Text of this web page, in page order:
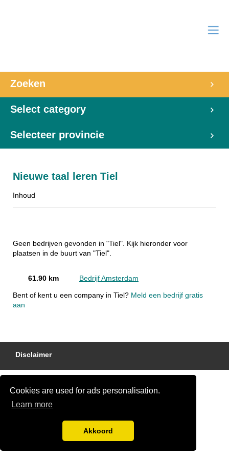
Cookies are used for ads personalisation.
Learn more
Akkoord
Zoeken
Select category
Selecteer provincie
Nieuwe taal leren Tiel
Inhoud
Geen bedrijven gevonden in "Tiel". Kijk hieronder voor
plaatsen in de buurt van "Tiel".
61.90 km Bedrijf Amsterdam
Bent of kent u een company in Tiel? Meld een bedrijf gratis
aan
Disclaimer